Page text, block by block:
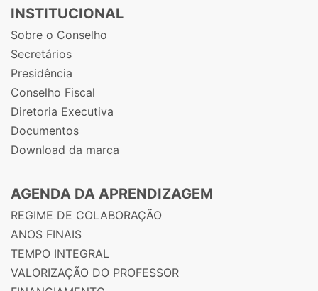
INSTITUCIONAL
Sobre o Conselho
Secretários
Presidência
Conselho Fiscal
Diretoria Executiva
Documentos
Download da marca
AGENDA DA APRENDIZAGEM
REGIME DE COLABORAÇÃO
ANOS FINAIS
TEMPO INTEGRAL
VALORIZAÇÃO DO PROFESSOR